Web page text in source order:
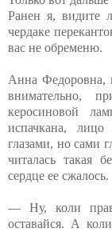
Ранен я, видите
чердаке
вас не обременю.
Анна Федоровна,
внимательно,
керосиновой
испачкана,
глазами, но сами
читалась такая
сердце ее сжалось.
— Ну, коли
оставайся. А